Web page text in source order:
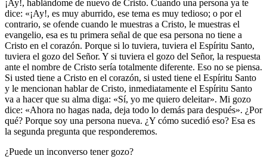
¡Ay!, hablándome de nuevo de Cristo. Cuando una persona ya te
dice: «¡Ay!, es muy aburrido, ese tema es muy tedioso; o por el
contrario, se ofende cuando le muestras a Cristo, le muestras el
evangelio, esa es tu primera señal de que esa persona no tiene a
Cristo en el corazón. Porque si lo tuviera, tuviera el Espíritu Santo,
tuviera el gozo del Señor. Y si tuviera el gozo del Señor, la respuesta
ante el nombre de Cristo sería totalmente diferente. Eso no se piensa.
Si usted tiene a Cristo en el corazón, si usted tiene el Espíritu Santo
y le mencionan hablar de Cristo, inmediatamente el Espíritu Santo
va a hacer que su alma diga: «Sí, yo me quiero deleitar». Mi gozo
dice: «Ahora no hagas nada, deja todo lo demás para después». ¿Por
qué? Porque soy una persona nueva. ¿Y cómo sucedió eso? Esa es
la segunda pregunta que responderemos.
¿Puede un inconverso tener gozo?